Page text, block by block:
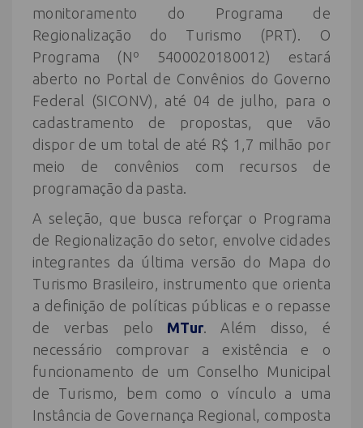
monitoramento do Programa de
Regionalização do Turismo (PRT). O
Programa (Nº 5400020180012) estará
aberto no Portal de Convênios do Governo
Federal (SICONV), até 04 de julho, para o
cadastramento de propostas, que vão
dispor de um total de até R$ 1,7 milhão por
meio de convênios com recursos de
programação da pasta.
A seleção, que busca reforçar o Programa
de Regionalização do setor, envolve cidades
integrantes da última versão do Mapa do
Turismo Brasileiro, instrumento que orienta
a definição de políticas públicas e o repasse
de verbas pelo MTur. Além disso, é
necessário comprovar a existência e o
funcionamento de um Conselho Municipal
de Turismo, bem como o vínculo a uma
Instância de Governança Regional, composta